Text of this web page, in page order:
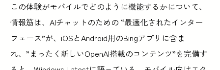
この体験がモバイルでどのように機能するかについて、
情報筋は、AIチャットのための “最適化されたインター
フェース”が、iOSとAndroid用のBingアプリに含ま
れ、”まったく新しいOpenAI搭載のコンテンツ”を完備す